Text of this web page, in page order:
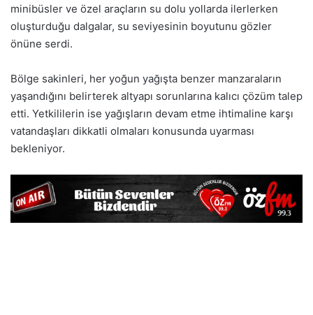
minibüsler ve özel araçların su dolu yollarda ilerlerken
oluşturduğu dalgalar, su seviyesinin boyutunu gözler
önüne serdi.
Bölge sakinleri, her yoğun yağışta benzer manzaraların
yaşandığını belirterek altyapı sorunlarına kalıcı çözüm talep
etti. Yetkililerin ise yağışların devam etme ihtimaline karşı
vatandaşları dikkatli olmaları konusunda uyarması
bekleniyor.